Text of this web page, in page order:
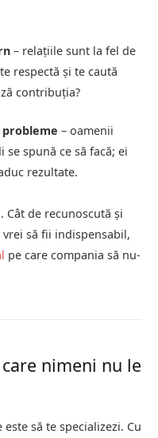
– relațiile sunt la fel de
respectă și te caută
contribuția?
– oamenii
spună ce să facă; ei
rezultate.
Cât de recunoscută și
vrei să fii indispensabil,
pe care compania să nu-
nimeni nu le
să te specializezi. Cu